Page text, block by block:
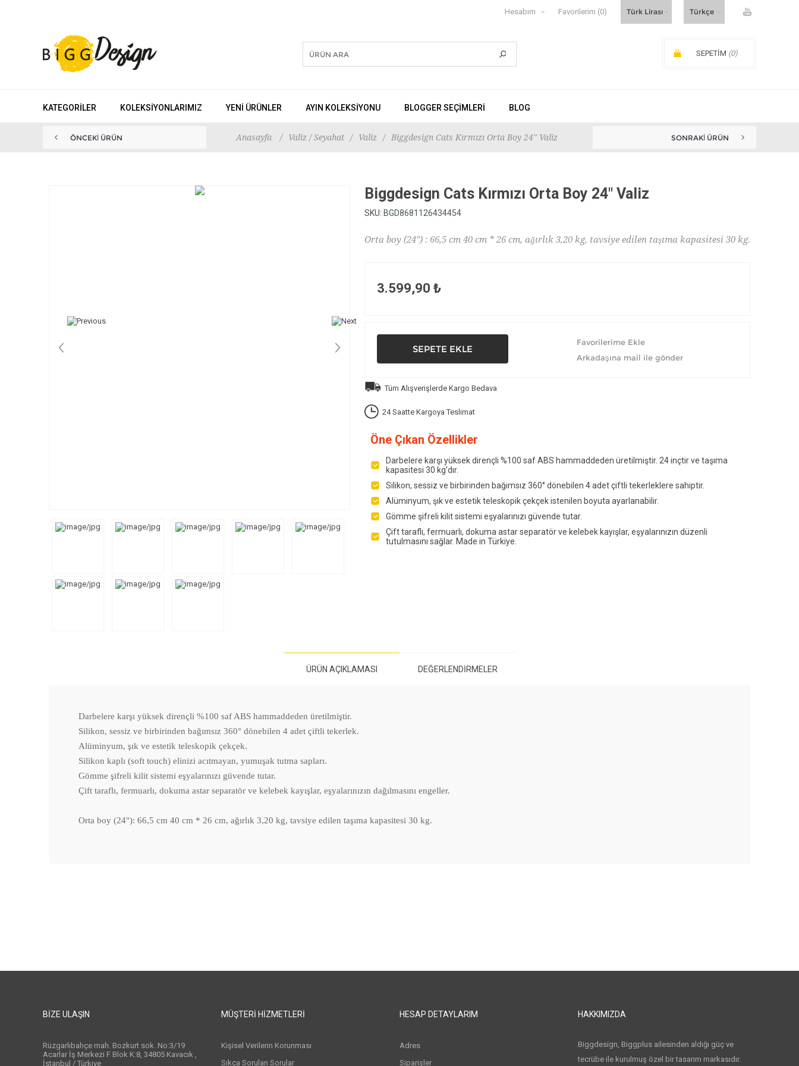
Hesabım Favorilerim (0)
SEPETIM (0)
KATEGORILER KOLEKSIYONLARIMIZ YENI ÜRÜNLER AYIN KOLEKSİYONU BLOGGER SEÇIMLERI BLOG
Anasayfa / Valiz / Seyahat / Valiz / Biggdesign Cats Kırmızı Orta Boy 24" Valiz
ÖNCEKI ÜRÜN SONRAKI ÜRÜN
Biggdesign Cats Kırmızı Orta Boy 24" Valiz
SKU: BGD8681126434454
Orta boy (24") : 66,5 cm 40 cm * 26 cm, ağırlık 3,20 kg, tavsiye edilen taşıma kapasitesi 30 kg.
3.599,90 ₺
Tüm Alışverişlerde Kargo Bedava
24 Saatte Kargoya Teslimat
Öne Çıkan Özellikler
Darbelere karşı yüksek dirençli %100 saf ABS hammaddeden üretilmiştir. 24 inçtir ve taşıma
kapasitesi 30 kg'dır.
Silikon, sessiz ve birbirinden bağımsız 360° dönebilen 4 adet çiftli tekerleklere sahiptir.
Alüminyum, şık ve estetik teleskopik çekçek istenilen boyuta ayarlanabilir.
Gömme şifreli kilit sistemi eşyalarınızı güvende tutar.
Çift taraflı, fermuarlı, dokuma astar separatör ve kelebek kayışlar, eşyalarınızın düzenli
tutulmasını sağlar. Made in Türkiye.
ÜRÜN AÇIKLAMASI DEĞERLENDIRMELER
Darbelere karşı yüksek dirençli %100 saf ABS hammaddeden üretilmiştir.
Silikon, sessiz ve birbirinden bağımsız 360° dönebilen 4 adet çiftli tekerlek.
Alüminyum, şık ve estetik teleskopik çekçek.
Silikon kaplı (soft touch) elinizi acıtmayan, yumuşak tutma sapları.
Gömme şifreli kilit sistemi eşyalarınızı güvende tutar.
Çift taraflı, fermuarlı, dokuma astar separatör ve kelebek kayışlar, eşyalarınızın dağılmasını engeller.
Orta boy (24"): 66,5 cm 40 cm * 26 cm, ağırlık 3,20 kg, tavsiye edilen taşıma kapasitesi 30 kg.
BIZE ULAŞIN
Rüzgarlıbahçe mah. Bozkurt sok. No:3/19
Acarlar İş Merkezi F Blok K:8, 34805 Kavacık ,
İstanbul / Türkiye
MÜŞTERI HIZMETLERI
Kişisel Verilerin Korunması
Sıkça Sorulan Sorular
HESAP DETAYLARIM
Adres
Siparişler
HAKKIMIZDA
Biggdesign, Biggplus ailesinden aldığı güç ve
tecrübe ile kurulmuş özel bir tasarım markasıdır.